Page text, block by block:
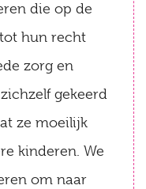
die op de
hun recht
zorg en
gekeerd
ze moeilijk
kinderen. We
om naar